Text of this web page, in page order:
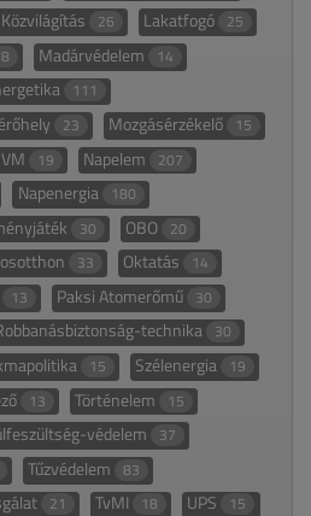
Közvilágítás 26 Lakatfogó 25
Madárvédelem 14
111
23 Mozgásérzékelő 15
19 Napelem 207
Napenergia 180
30 OBO 20
33 Oktatás 14
13 Paksi Atomerőmű 30
technika 30
15 Szélenergia 19
13 Történelem 15
védelem 37
Tűzvédelem 83
21 TvMI 18 UPS 15